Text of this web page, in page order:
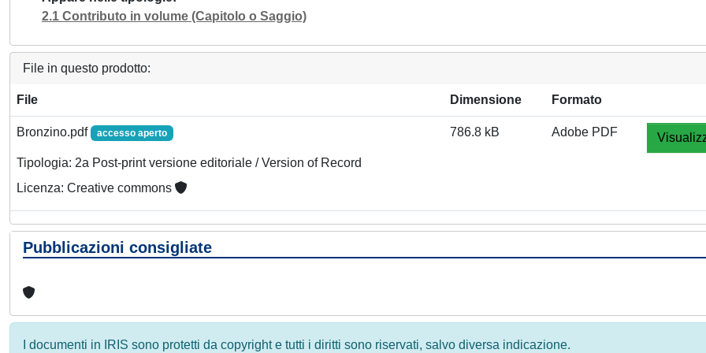
2.1 Contributo in volume (Capitolo o Saggio)
File in questo prodotto:
File Dimensione Formato
Bronzino.pdf accesso aperto
Tipologia: 2a Post-print versione editoriale / Version of Record
Licenza: Creative commons
786.8 kB Adobe PDF
Pubblicazioni consigliate
I documenti in IRIS sono protetti da copyright e tutti i diritti sono riservati, salvo diversa indicazione.